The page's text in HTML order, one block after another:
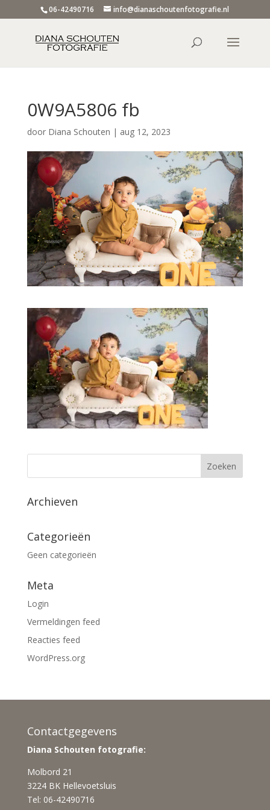
06-42490716 info@dianaschoutenfotografie.nl
0W9A5806 fb
door Diana Schouten | aug 12, 2023
Archieven
Categorieën
Geen categorieën
Meta
Login
Vermeldingen feed
Reacties feed
WordPress.org
Contactgegevens
Diana Schouten fotografie:
Molbord 21
3224 BK Hellevoetsluis
Tel: 06-42490716